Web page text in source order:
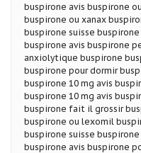
buspirone avis buspirone
buspirone ou xanax
buspirone suisse
buspirone avis buspirone
anxiolytique buspirone
buspirone pour dormir
buspirone 10 mg avis
buspirone 10 mg avis
buspirone fait il grossir
buspirone ou lexomil
buspirone suisse
buspirone avis buspirone